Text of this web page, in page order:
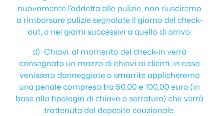
nuovamente l’addetta alle pulizie, non riusciremo
a rimborsare pulizie segnalate il giorno del check-
out, o nei giorni successivi a quello di arrivo.
d) Chiavi: al momento del check-in verrà
consegnato un mazzo di chiavi ai clienti, in caso
venissero danneggiate o smarrite applicheremo
una penale compresa tra 50,00 e 100,00 euro (in
base alla tipologia di chiave o serratura) che verrà
trattenuta dal deposito cauzionale.